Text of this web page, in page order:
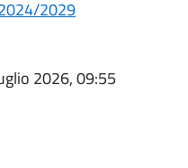
2029
2026, 09:55